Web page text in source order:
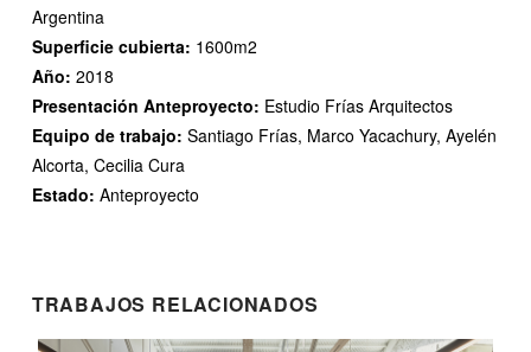
Argentina
Superficie cubierta: 1600m2
Año: 2018
Presentación Anteproyecto: Estudio Frías Arquitectos
Equipo de trabajo: Santiago Frías, Marco Yacachury, Ayelén
Alcorta, Cecilia Cura
Estado: Anteproyecto
TRABAJOS RELACIONADOS